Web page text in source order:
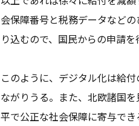
会保障番号と税務データなど
り込むので、国民からの申請を
このように、デジタル化は給
ながりうる。また、北欧諸国
平で公正な社会保障に寄与でき